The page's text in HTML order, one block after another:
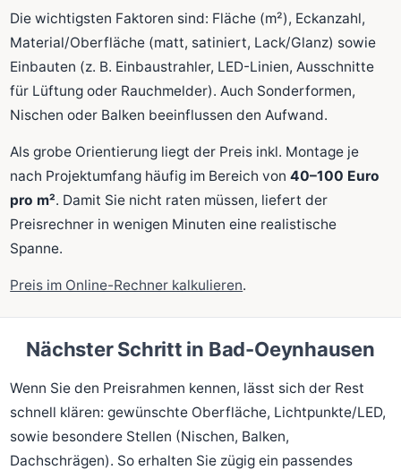
Die wichtigsten Faktoren sind: Fläche (m²), Eckanzahl,
Material/Oberfläche (matt, satiniert, Lack/Glanz) sowie
Einbauten (z. B. Einbaustrahler, LED-Linien, Ausschnitte
für Lüftung oder Rauchmelder). Auch Sonderformen,
Nischen oder Balken beeinflussen den Aufwand.
Als grobe Orientierung liegt der Preis inkl. Montage je
nach Projektumfang häufig im Bereich von40–100 Euro
pro m². Damit Sie nicht raten müssen, liefert der
Preisrechner in wenigen Minuten eine realistische
Spanne.
Preis im Online-Rechner kalkulieren.
Nächster Schritt in Bad-Oeynhausen
Wenn Sie den Preisrahmen kennen, lässt sich der Rest
schnell klären: gewünschte Oberfläche, Lichtpunkte/LED,
sowie besondere Stellen (Nischen, Balken,
Dachschrägen). So erhalten Sie zügig ein passendes